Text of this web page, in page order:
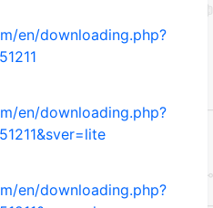
en/downloading.php?
en/downloading.php?
en/downloading.php?